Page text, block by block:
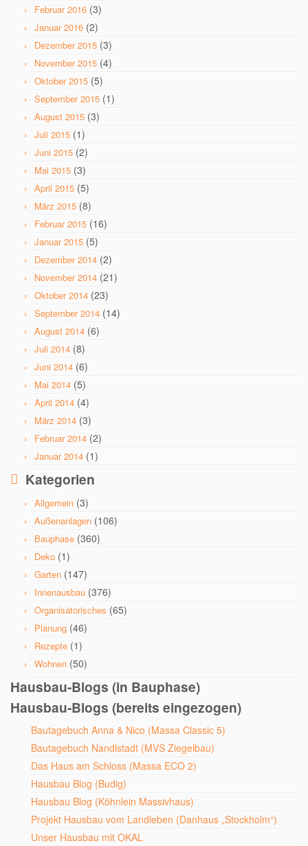
Februar 2016 (3)
Januar 2016 (2)
Dezember 2015 (3)
November 2015 (4)
Oktober 2015 (5)
September 2015 (1)
August 2015 (3)
Juli 2015 (1)
Juni 2015 (2)
Mai 2015 (3)
April 2015 (5)
März 2015 (8)
Februar 2015 (16)
Januar 2015 (5)
Dezember 2014 (2)
November 2014 (21)
Oktober 2014 (23)
September 2014 (14)
August 2014 (6)
Juli 2014 (8)
Juni 2014 (6)
Mai 2014 (5)
April 2014 (4)
März 2014 (3)
Februar 2014 (2)
Januar 2014 (1)
Kategorien
Allgemein (3)
Außenanlagen (106)
Bauphase (360)
Deko (1)
Garten (147)
Innenausbau (376)
Organisatorisches (65)
Planung (46)
Rezepte (1)
Wohnen (50)
Hausbau-Blogs (in Bauphase)
Hausbau-Blogs (bereits eingezogen)
Bautagebuch Anna & Nico (Massa Classic 5)
Bautagebuch Nandlstadt (MVS Ziegelbau)
Das Haus am Schloss (Massa ECO 2)
Hausbau Blog (Budig)
Hausbau Blog (Köhnlein Massivhaus)
Projekt Hausbau vom Landleben (Danhaus „Stockholm“)
Unser Hausbau mit OKAL